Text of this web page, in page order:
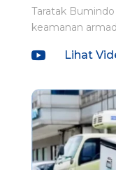
Taratak
keamanan
 Lihat